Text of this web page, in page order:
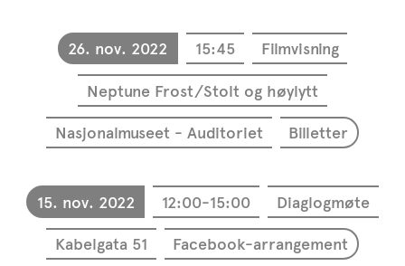
26. nov. 2022 15:45 Filmvisning
Neptune Frost/Stolt og høylytt
Nasjonalmuseet - Auditoriet Billetter
15. nov. 2022 12:00-15:00 Diaglogmøte
Kabelgata 51 Facebook-arrangement